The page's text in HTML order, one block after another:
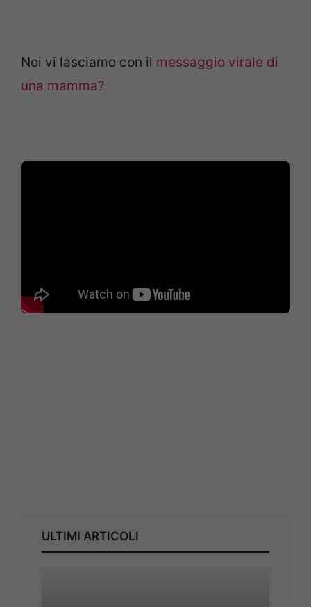
Noi vi lasciamo con il messaggio virale di
una mamma?
ULTIMI ARTICOLI